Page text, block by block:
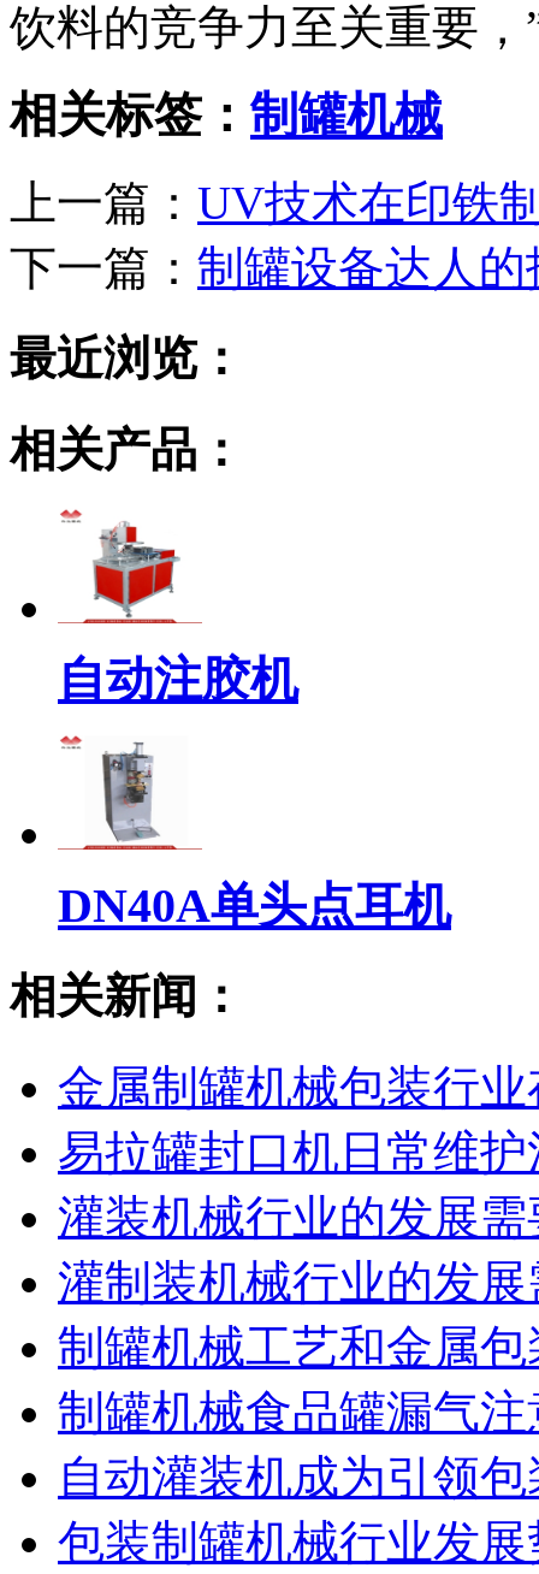
饮料的竞争力至关重要，
相关标签：制罐机械
上一篇： UV技术在印铁
下一篇： 制罐设备达人
最近浏览：
相关产品：
自动注胶机
DN40A单头点耳机
相关新闻：
金属制罐机械包装行
易拉罐封口机日常维
灌装机械行业的发展
灌制装机械行业的发
制罐机械工艺和金属
制罐机械食品罐漏气
自动灌装机成为引领
包装制罐机械行业发